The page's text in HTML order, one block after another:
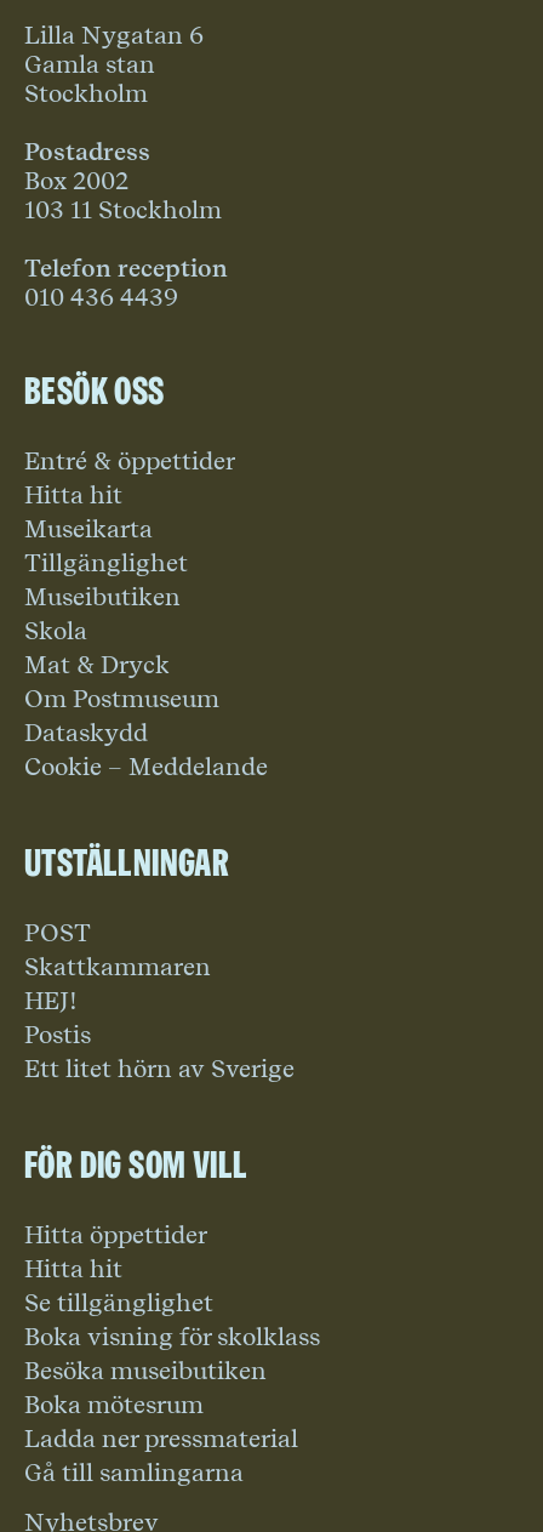
Lilla Nygatan 6
Gamla stan
Stockholm
Postadress
Box 2002
103 11 Stockholm
Telefon reception
010 436 4439
Besök oss
Entré & öppettider
Hitta hit
Museikarta
Tillgänglighet
Museibutiken
Skola
Mat & Dryck
Om Postmuseum
Dataskydd
Cookie – Meddelande
Utställningar
POST
Skattkammaren
HEJ!
Postis
Ett litet hörn av Sverige
För dig som vill
Hitta öppettider
Hitta hit
Se tillgänglighet
Boka visning för skolklass
Besöka museibutiken
Boka mötesrum
Ladda ner pressmaterial
Gå till samlingarna
Nyhetsbrev